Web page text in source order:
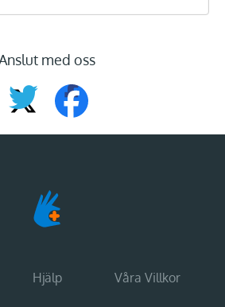
med oss
Hjälp Våra Villkor